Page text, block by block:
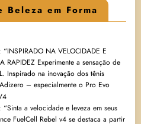
Beleza em Forma
NA VELOCIDADE E
RAPIDEZ Experimente a sensação de
Inspirado na inovação dos tênis
– especialmente o Pro Evo
a velocidade e leveza em seus
FuelCell Rebel v4 se destaca a partir